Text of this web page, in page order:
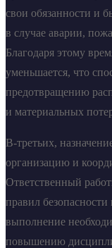
свои обязанности и
в случае аварии,
Благодаря этому
уменьшается, что
предотвращению
и материальных
В-третьих,
организацию и
Ответственный
правил
выполнение
повышению